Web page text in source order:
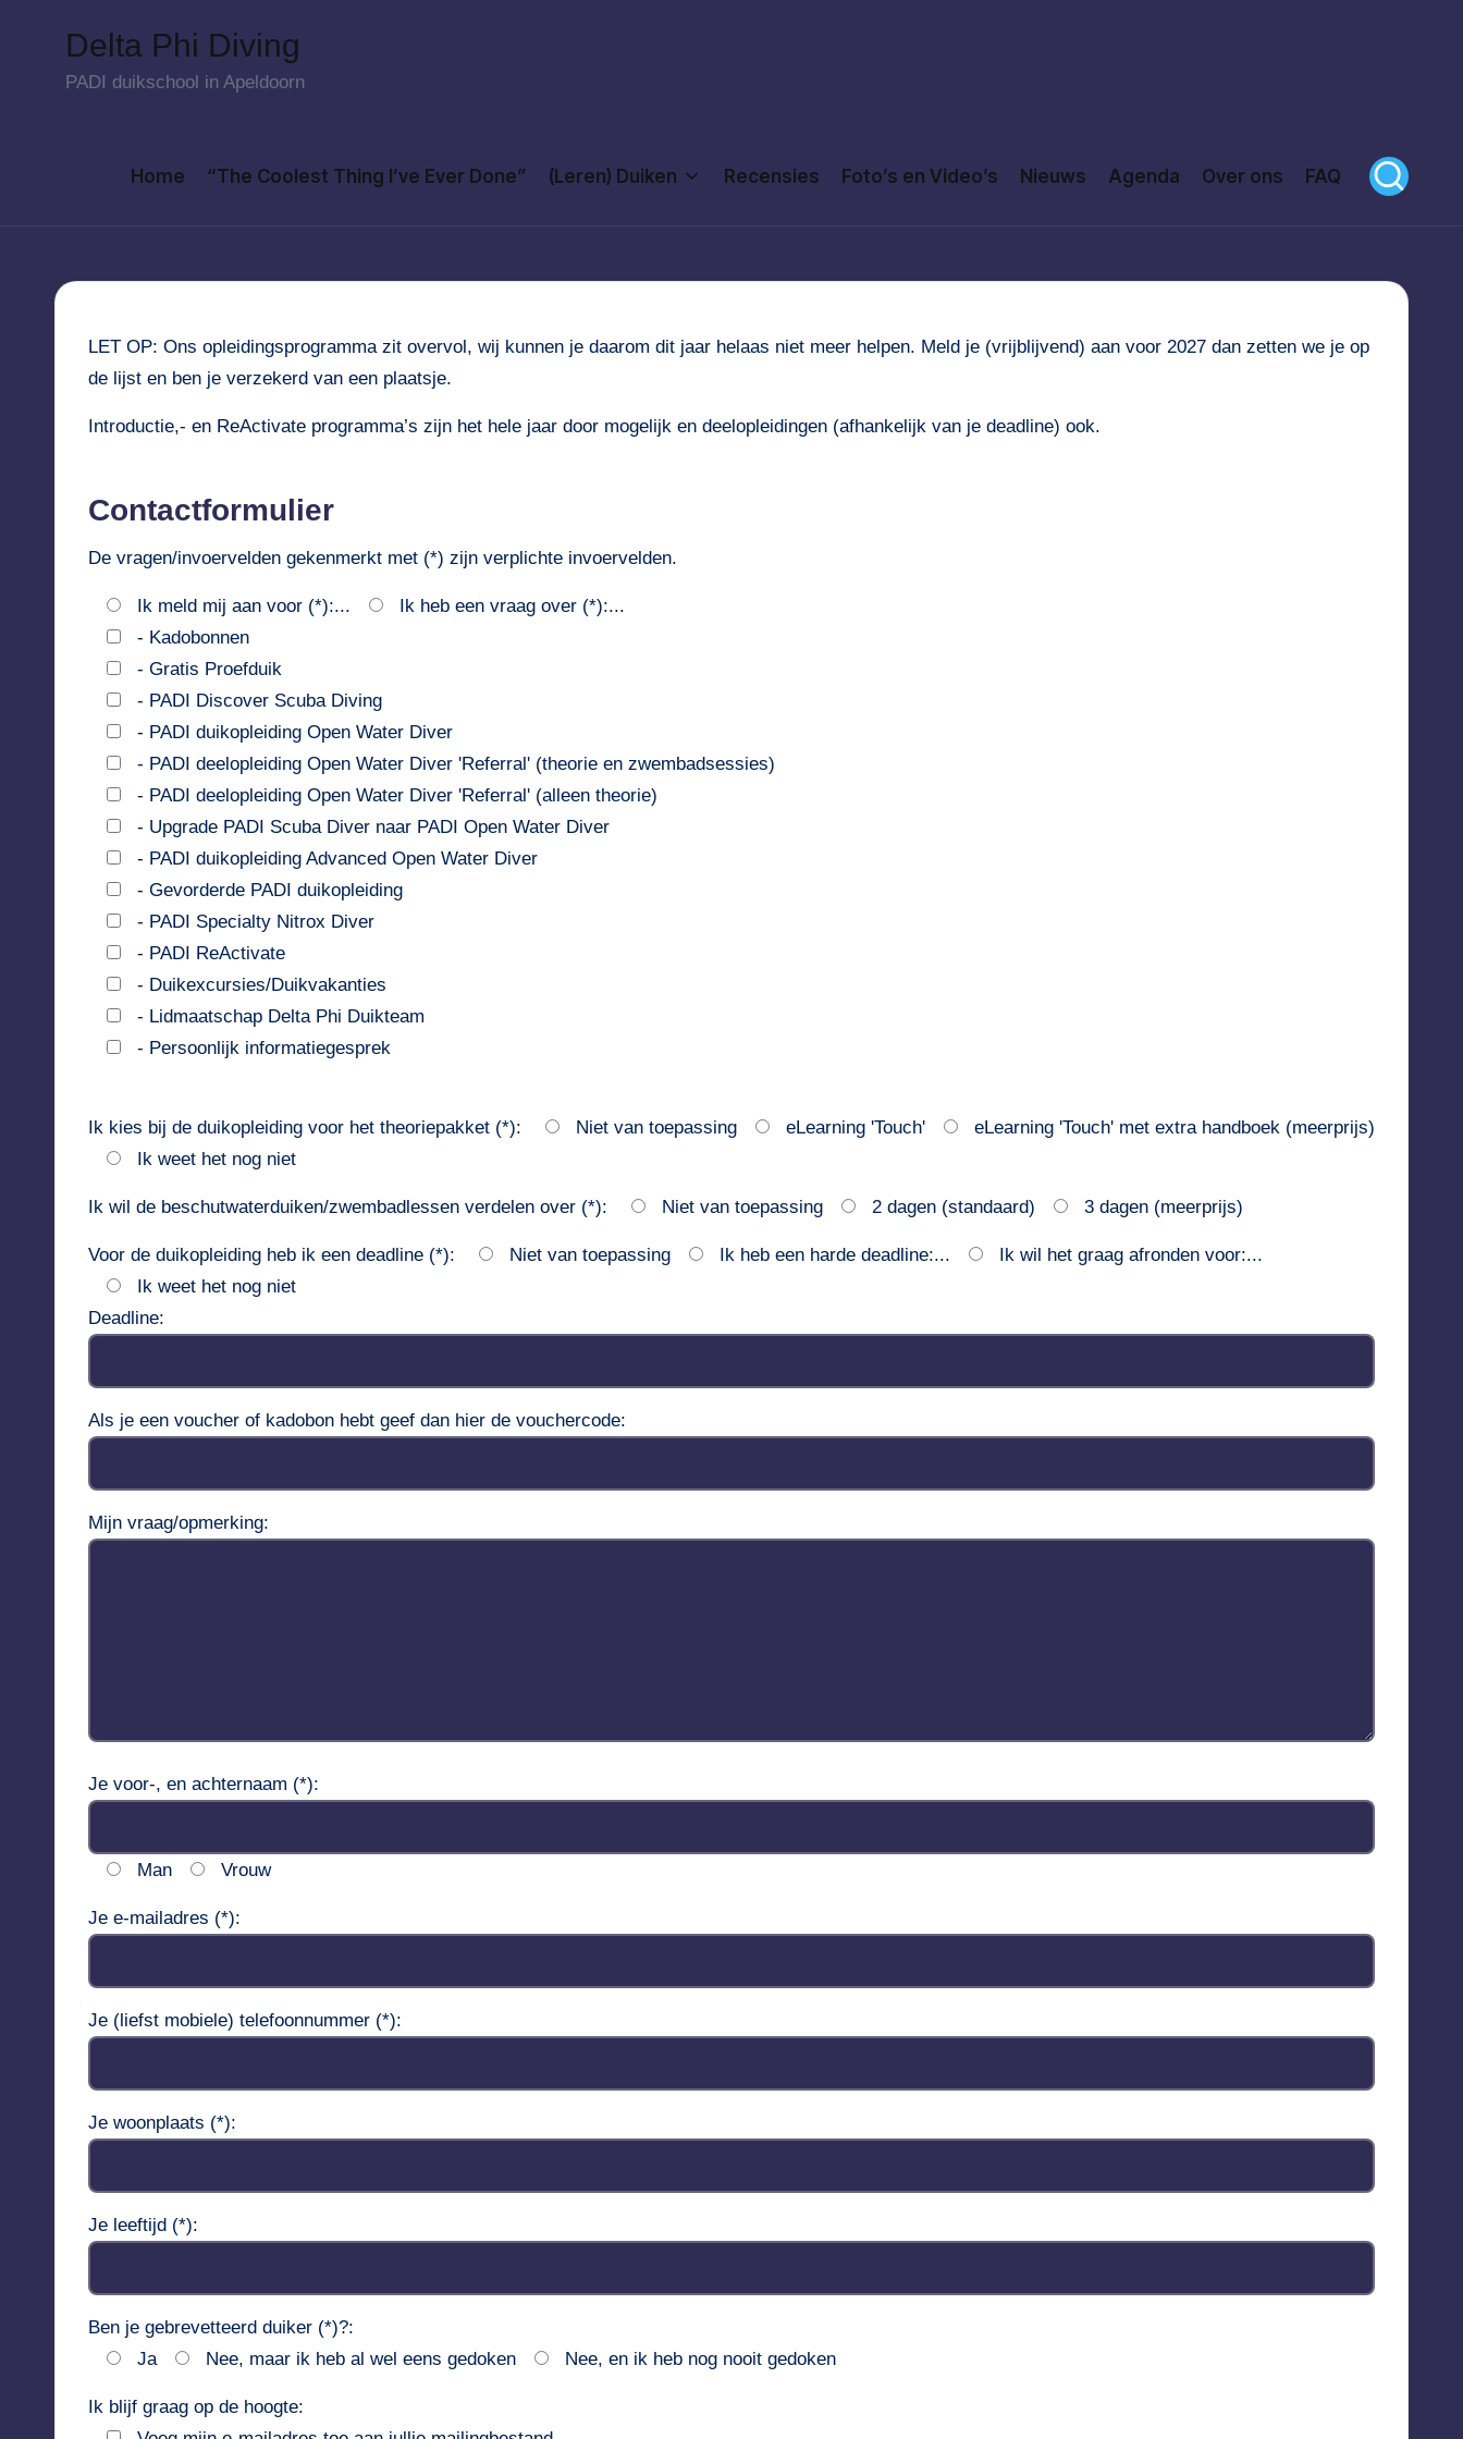
Delta Phi Diving
PADI duikschool in Apeldoorn
Home “The Coolest Thing I’ve Ever Done” (Leren) Duiken Recensies Foto’s en Video’s Nieuws Agenda Over ons FAQ
LET OP: Ons opleidingsprogramma zit overvol, wij kunnen je daarom dit jaar helaas niet meer helpen. Meld je (vrijblijvend) aan voor 2027 dan zetten we je op
de lijst en ben je verzekerd van een plaatsje.
Introductie,- en ReActivate programma’s zijn het hele jaar door mogelijk en deelopleidingen (afhankelijk van je deadline) ook.
Contactformulier
De vragen/invoervelden gekenmerkt met (*) zijn verplichte invoervelden.
Ik meld mij aan voor (*):...
Ik heb een vraag over (*):...
- Kadobonnen
- Gratis Proefduik
- PADI Discover Scuba Diving
- PADI duikopleiding Open Water Diver
- PADI deelopleiding Open Water Diver 'Referral' (theorie en zwembadsessies)
- PADI deelopleiding Open Water Diver 'Referral' (alleen theorie)
- Upgrade PADI Scuba Diver naar PADI Open Water Diver
- PADI duikopleiding Advanced Open Water Diver
- Gevorderde PADI duikopleiding
- PADI Specialty Nitrox Diver
- PADI ReActivate
- Duikexcursies/Duikvakanties
- Lidmaatschap Delta Phi Duikteam
- Persoonlijk informatiegesprek
Ik kies bij de duikopleiding voor het theoriepakket (*): Niet van toepassing eLearning 'Touch'
eLearning 'Touch' met extra handboek (meerprijs)
Ik weet het nog niet
Ik wil de beschutwaterduiken/zwembadlessen verdelen over (*): Niet van toepassing 2 dagen (standaard) 3 dagen (meerprijs)
Voor de duikopleiding heb ik een deadline (*): Niet van toepassing Ik heb een harde deadline:...
Ik wil het graag afronden voor:...
Ik weet het nog niet
Deadline:
Als je een voucher of kadobon hebt geef dan hier de vouchercode:
Mijn vraag/opmerking:
Je voor-, en achternaam (*):
Man Vrouw
Je e-mailadres (*):
Je (liefst mobiele) telefoonnummer (*):
Je woonplaats (*):
Je leeftijd (*):
Ben je gebrevetteerd duiker (*)?:
Ja
Nee, maar ik heb al wel eens gedoken Nee, en ik heb nog nooit gedoken
Ik blijf graag op de hoogte: